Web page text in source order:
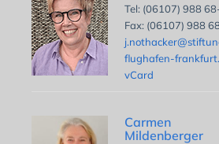
Tel: (06107) 988
Fax: (06107) 988
flughafen-
vCard
Carmen
Mildenberger